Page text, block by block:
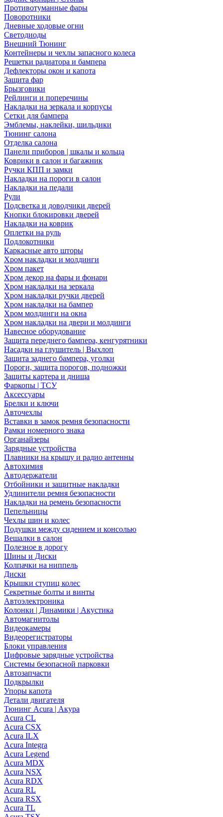
Противотуманные фары
Поворотники
Дневные ходовые огни
Светодиоды
Внешний Тюнинг
Контейнеры и чехлы запасного колеса
Решетки радиатора и бампера
Дефлекторы окон и капота
Защита фар
Брызговики
Рейлинги и поперечины
Накладки на зеркала и корпусы
Сетки для бампера
Эмблемы, наклейки, шильдики
Тюнинг салона
Отделка салона
Панели приборов | шкалы и кольца
Коврики в салон и багажник
Ручки КПП и замки
Накладки на пороги в салон
Накладки на педали
Рули
Подсветка и доводчики дверей
Кнопки блокировки дверей
Накладки на коврик
Оплетки на руль
Подлокотники
Каркасные авто шторы
Хром накладки и молдинги
Хром пакет
Хром декор на фары и фонари
Хром накладки на зеркала
Хром накладки ручки дверей
Хром накладки на бампер
Хром молдинги на окна
Хром накладки на двери и молдинги
Навесное оборудование
Защита переднего бампера, кенгурятники
Насадки на глушитель | Выхлоп
Защита заднего бампера, уголки
Пороги, защита порогов, подножки
Защиты картера и днища
Фаркопы | ТСУ
Аксессуары
Брелки и ключи
Авточехлы
Вставки в замок ремня безопасности
Рамки номерного знака
Органайзеры
Зарядные устройства
Плавники на крышу и радио антенны
Автохимия
Автодержатели
Отбойники и защитные накладки
Удлинители ремня безопасности
Накладки на ремень безопасности
Пепельницы
Чехлы шин и колес
Подушки между сидением и консолью
Вешалки в салон
Полезное в дорогу
Шины и Диски
Колпачки на ниппель
Диски
Крышки ступиц колес
Секретные болты и винты
Автоэлектроника
Колонки | Динамики | Акустика
Автомагнитолы
Видеокамеры
Видеорегистраторы
Блоки управления
Цифровые зарядные устройства
Системы безопасной парковки
Автозапчасти
Подкрылки
Упоры капота
Детали двигателя
Тюнинг Acura | Акура
Acura CL
Acura CSX
Acura ILX
Acura Integra
Acura Legend
Acura MDX
Acura NSX
Acura RDX
Acura RL
Acura RSX
Acura TL